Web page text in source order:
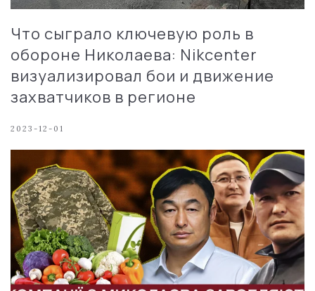
Что сыграло ключевую роль в
обороне Николаева: Nikcenter
визуализировал бои и движение
захватчиков в регионе
2023-12-01